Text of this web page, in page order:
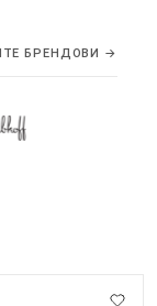
БРЕНДОВИ →